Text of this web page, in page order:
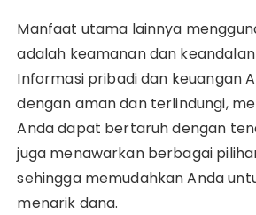
Manfaat utama lainnya
adalah keamanan dan
Informasi pribadi dan keuangan
dengan aman dan terlindungi,
Anda dapat bertaruh dengan
juga menawarkan berbagai
sehingga memudahkan Anda
menarik dana.